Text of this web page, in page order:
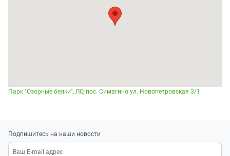
Парк "Озорные белки", ЛО, пос. Симагино ул. Новопетровская 3/1.
Подпишитесь на наши новости